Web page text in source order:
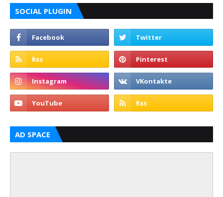
SOCIAL PLUGIN
AD SPACE